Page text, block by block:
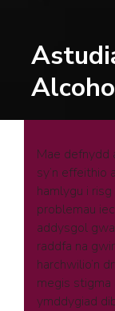
Mae defnydd
sy’n effeithio
hamlygu i
problemau
addysgol
raddfa na
harchwilio’n
megis stigma
ymddygiad